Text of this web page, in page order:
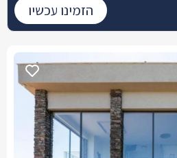
הזמינו עכשיו